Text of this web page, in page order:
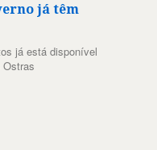
já têm
já está disponível
Ostras